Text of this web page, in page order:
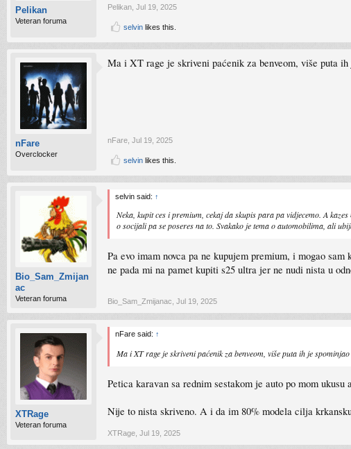
Pelikan
Veteran foruma
Pelikan Jul 19, 2025
selvin likes this.
nFare
Overclocker
Ma i XT rage je skriveni paćenik za benveom, više puta
nFare Jul 19, 2025
selvin likes this.
Bio_Sam_Zmijan
ac
Veteran foruma
selvin said: ↑
Neka, kupit ces i premium, cekaj da skupis para pa vidjecemo. A
o socijali pa se poseres na to. Svakako je tema o automobilima, ali
Pa evo imam novca pa ne kupujem premium, i mogao
ne pada mi na pamet kupiti s25 ultra jer ne nudi nista u
Bio_Sam_Zmijanac Jul 19, 2025
XTRage
Veteran foruma
nFare said: ↑
Ma i XT rage je skriveni paćenik za benveom, više puta ih je
Petica karavan sa rednim sestakom je auto po mom ukusu
Nije to nista skriveno. A i da im 80% modela cilja
XTRage Jul 19, 2025